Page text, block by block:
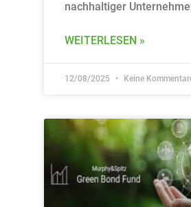
nachhaltiger
WEITERLESEN »
12/08/2025 Keine